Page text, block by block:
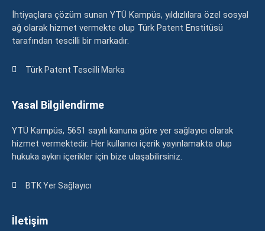
İhtiyaçlara çözüm sunan YTÜ Kampüs, yıldızlılara özel sosyal
ağ olarak hizmet vermekte olup Türk Patent Enstitüsü
tarafından tescilli bir markadır.
Türk Patent Tescilli Marka
Yasal Bilgilendirme
YTÜ Kampüs, 5651 sayılı kanuna göre yer sağlayıcı olarak
hizmet vermektedir. Her kullanıcı içerik yayınlamakta olup
hukuka aykırı içerikler için bize ulaşabilirsiniz.
BTK Yer Sağlayıcı
İletişim